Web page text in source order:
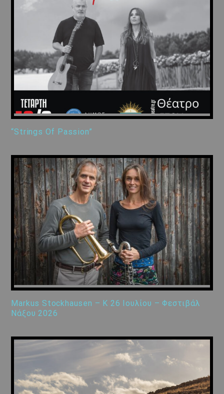
“Strings Of Passion”
Markus Stockhausen – K 26 Ιουλίου – Φεστιβάλ
Νάξου 2026